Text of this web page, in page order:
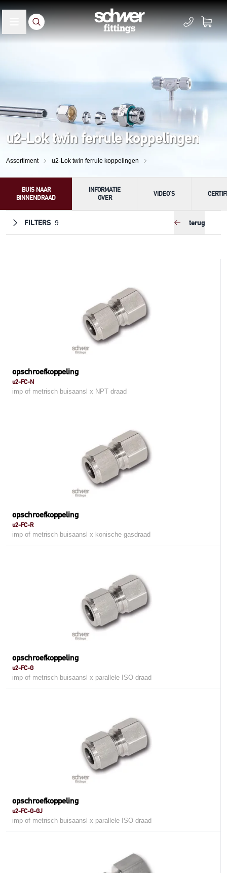
u2-Lok twin ferrule koppelingen
Assortiment u2-Lok twin ferrule koppelingen
BUIS NAAR
BINNENDRAAD
INFORMATIE
OVER
VIDEO'S
FILTERS 9 terug
opschroefkoppeling
u2-FC-N
imp of metrisch buisaansl x NPT draad
opschroefkoppeling
u2-FC-R
imp of metrisch buisaansl x konische gasdraad
opschroefkoppeling
u2-FC-G
imp of metrisch buisaansl x parallele ISO draad
opschroefkoppeling
u2-FC-G-GJ
imp of metrisch buisaansl x parallele ISO draad